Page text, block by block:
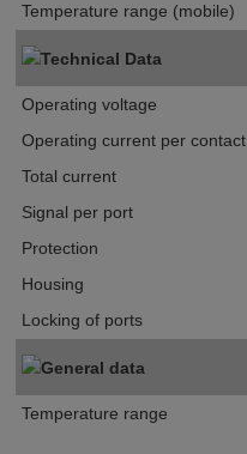
Temperature range (mobile)
Technical Data
Operating voltage
Operating current per contact
Total current
Signal per port
Protection
Housing
Locking of ports
General data
Temperature range